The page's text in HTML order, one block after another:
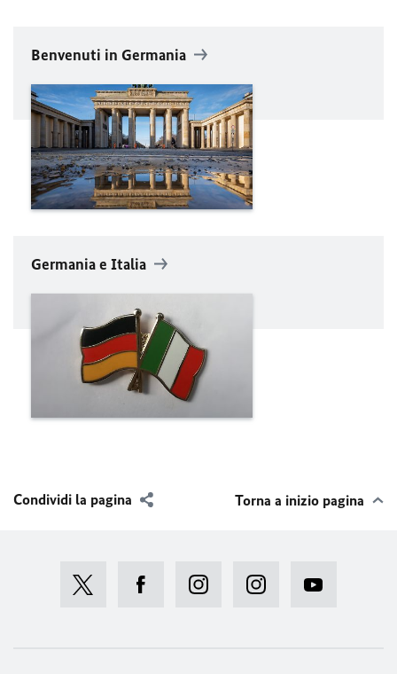
Benvenuti in Germania
Germania e Italia
Condividi la pagina Torna a inizio pagina